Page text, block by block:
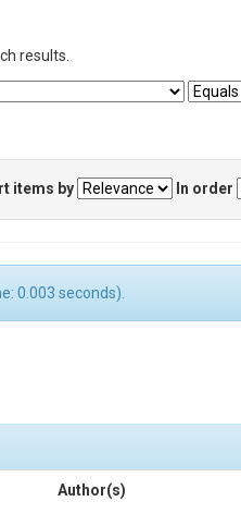
results.
items by In order
0.003 seconds).
Author(s)